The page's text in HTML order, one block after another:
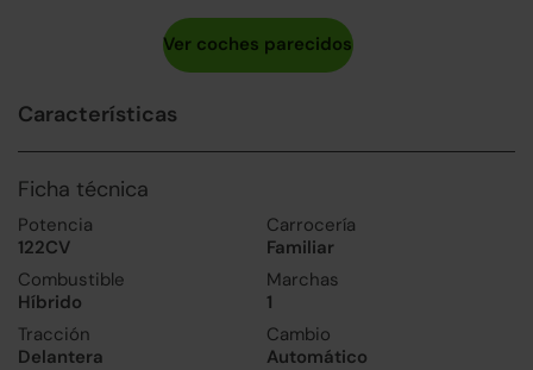
Características
Ficha técnica
Potencia
122CV
Carrocería
Familiar
Combustible
Híbrido
Marchas
1
Tracción
Delantera
Cambio
Automático